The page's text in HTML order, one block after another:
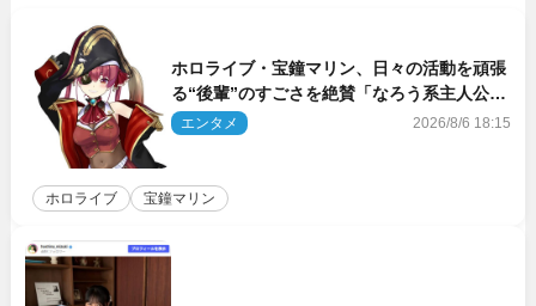
ホロライブ・宝鐘マリン、日々の活動を頑張
る“後輩”のすごさを絶賛「なろう系主人公ま
である」
エンタメ 2026/8/6 18:15
ホロライブ 宝鐘マリン